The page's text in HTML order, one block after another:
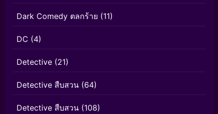
Dark Comedy ตลกร้าย (11)
DC (4)
Detective (21)
Detective สืบสวน (64)
Detective สืบสวน (108)